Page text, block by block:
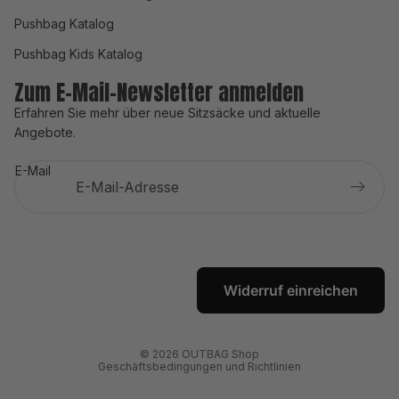
Pushbag Katalog
Pushbag Kids Katalog
Zum E-Mail-Newsletter anmelden
Erfahren Sie mehr über neue Sitzsäcke und aktuelle
Angebote.
E-Mail
Widerruf einreichen
© 2026 OUTBAG Shop
Geschäftsbedingungen und Richtlinien